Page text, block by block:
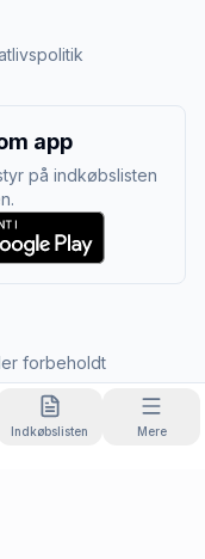
app
på indkøbslisten
forbeholdt
Indkøbslisten Mere